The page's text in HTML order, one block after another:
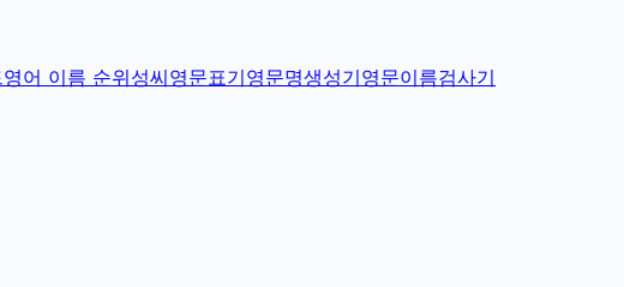
영어 이름 순위성씨영문표기영문명생성기영문이름검사기